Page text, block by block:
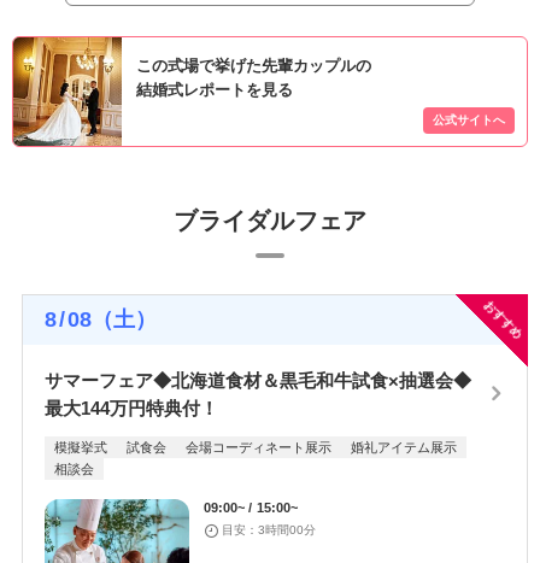
この式場で挙げた先輩カップルの
結婚式レポートを見る
ブライダルフェア
おすすめ
8/08 （土）
サマーフェア◆北海道食材＆黒毛和牛試食×抽選会◆
最大144万円特典付！
模擬挙式 試食会 会場コーディネート展示
婚礼アイテム展示
相談会
09:00~ 15:00~
目安：3時間00分